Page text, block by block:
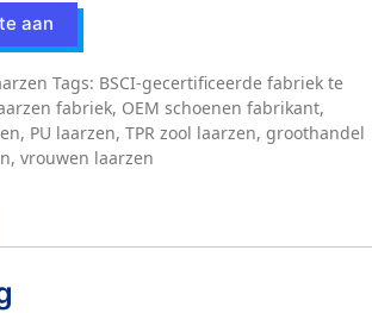
aan
Tags: BSCI-gecertificeerde fabriek te
fabriek, OEM schoenen fabrikant,
, PU laarzen, TPR zool laarzen, groothandel
, vrouwen laarzen